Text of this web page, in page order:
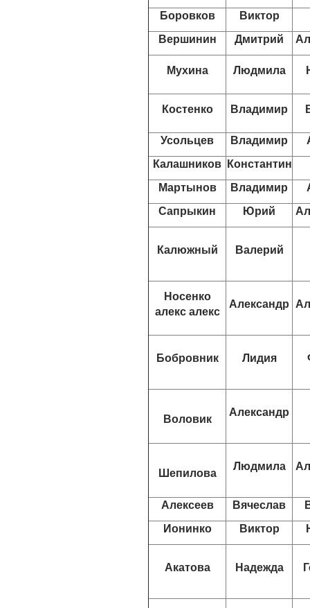
Боровков
Виктор
Вершинин
Дмитрий
Мухина Людмила
Костенко Владимир
Усольцев Владимир
Калашников
Константин
Мартынов
Владимир
Сапрыкин
Юрий
Калюжный Валерий
Носенко
алекс алекс
Александр
Бобровник Лидия
Воловик
Александр
Шепилова
Людмила
Алексеев Вячеслав
Ионинко
Виктор
Акатова Надежда